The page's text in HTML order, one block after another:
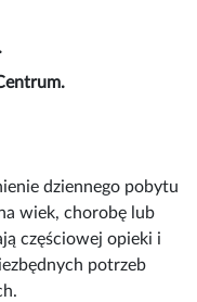
dziennego pobytu
wiek, chorobę lub
częściowej opieki i
potrzeb